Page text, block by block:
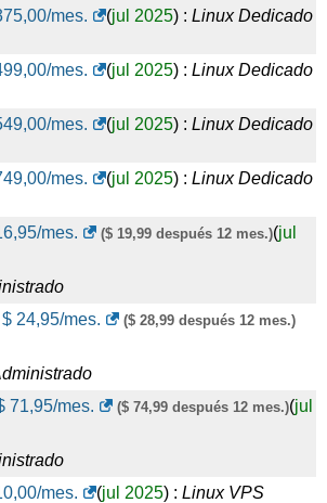
/mes. (jul 2025) : Linux Dedicado
/mes. (jul 2025) : Linux Dedicado
/mes. (jul 2025) : Linux Dedicado
/mes. (jul 2025) : Linux Dedicado
/mes. ($ 19,99 después 12 mes.)(jul
$ 24,95/mes. ($ 28,99 después 12 mes.)
71,95/mes. ($ 74,99 después 12 mes.)(jul
/mes. (jul 2025) : Linux VPS